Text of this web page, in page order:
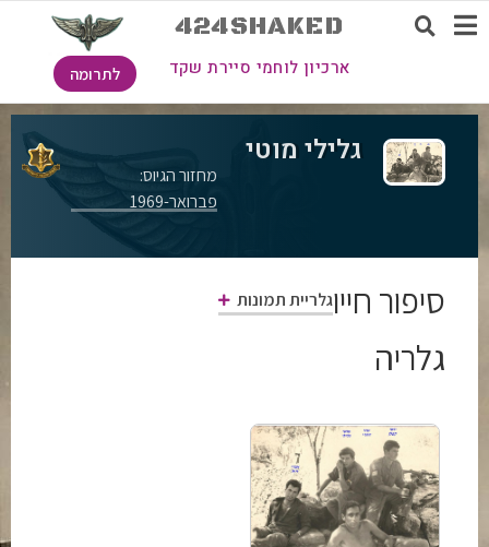
424SHAKED
ארכיון לוחמי סיירת שקד לתרומה
גלילי מוטי
מחזור הגיוס:
פברואר-1969
סיפור חייוגלריית תמונות
גלריה